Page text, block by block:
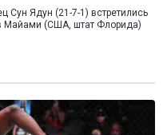
Сун Ядун (21-7-1) встретились
Майами (США, штат Флорида)